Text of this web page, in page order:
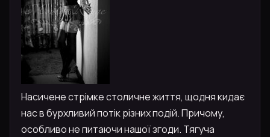
Насичене стрімке столичне життя, щодня кидає
нас в бурхливий потік різних подій. Причому,
особливо не питаючи нашої згоди. Тягуча